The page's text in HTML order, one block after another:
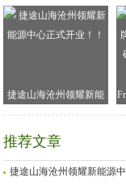
捷途山海沧州领耀新能
源中心正式开业！！
推荐文章
捷途山海沧州领耀新能源